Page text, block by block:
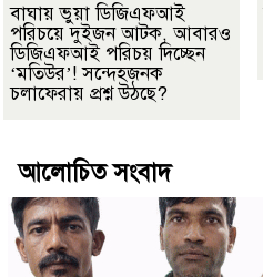
বাঘায় ভুয়া ডিজিএফআই
পরিচয়ে দুইজন আটক, আবারও
ডিজিএফআই পরিচয় দিচ্ছেন
‘মতিউর’! সন্দেহজনক
চলাফেরায় প্রশ্ন উঠছে?
আলোচিত সংবাদ